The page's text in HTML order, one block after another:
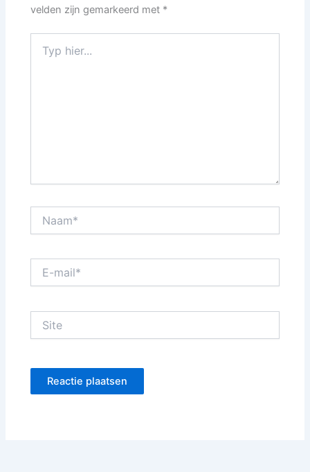
velden zijn gemarkeerd met *
hier...
mail*